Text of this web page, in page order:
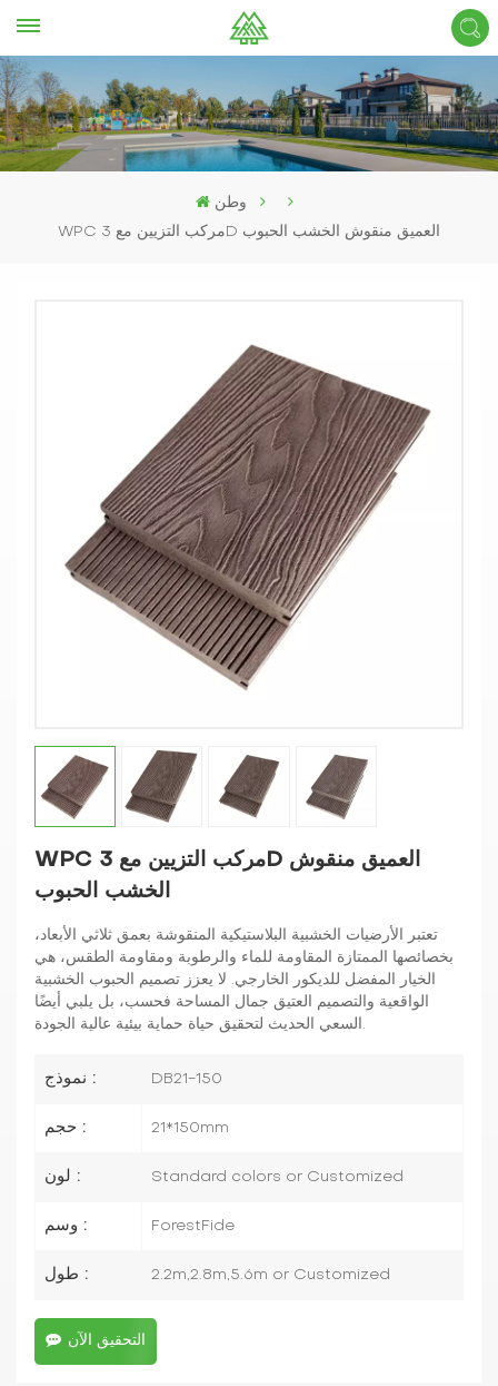
وطن
WPC مركب التزيين مع 3D العميق منقوش الخشب الحبوب
WPC مركب التزيين مع 3D العميق منقوش
الخشب الحبوب
تعتبر الأرضيات الخشبية البلاستيكية المنقوشة بعمق ثلاثي الأبعاد،
بخصائصها الممتازة المقاومة للماء والرطوبة ومقاومة الطقس، هي
الخيار المفضل للديكور الخارجي. لا يعزز تصميم الحبوب الخشبية
الواقعية والتصميم العتيق جمال المساحة فحسب، بل يلبي أيضًا
السعي الحديث لتحقيق حياة حماية بيئية عالية الجودة.
نموذج : DB21-150
حجم : 21*150mm
لون : Standard colors or Customized
وسم : ForestFide
طول : 2.2m,2.8m,5.6m or Customized
التحقيق الآن